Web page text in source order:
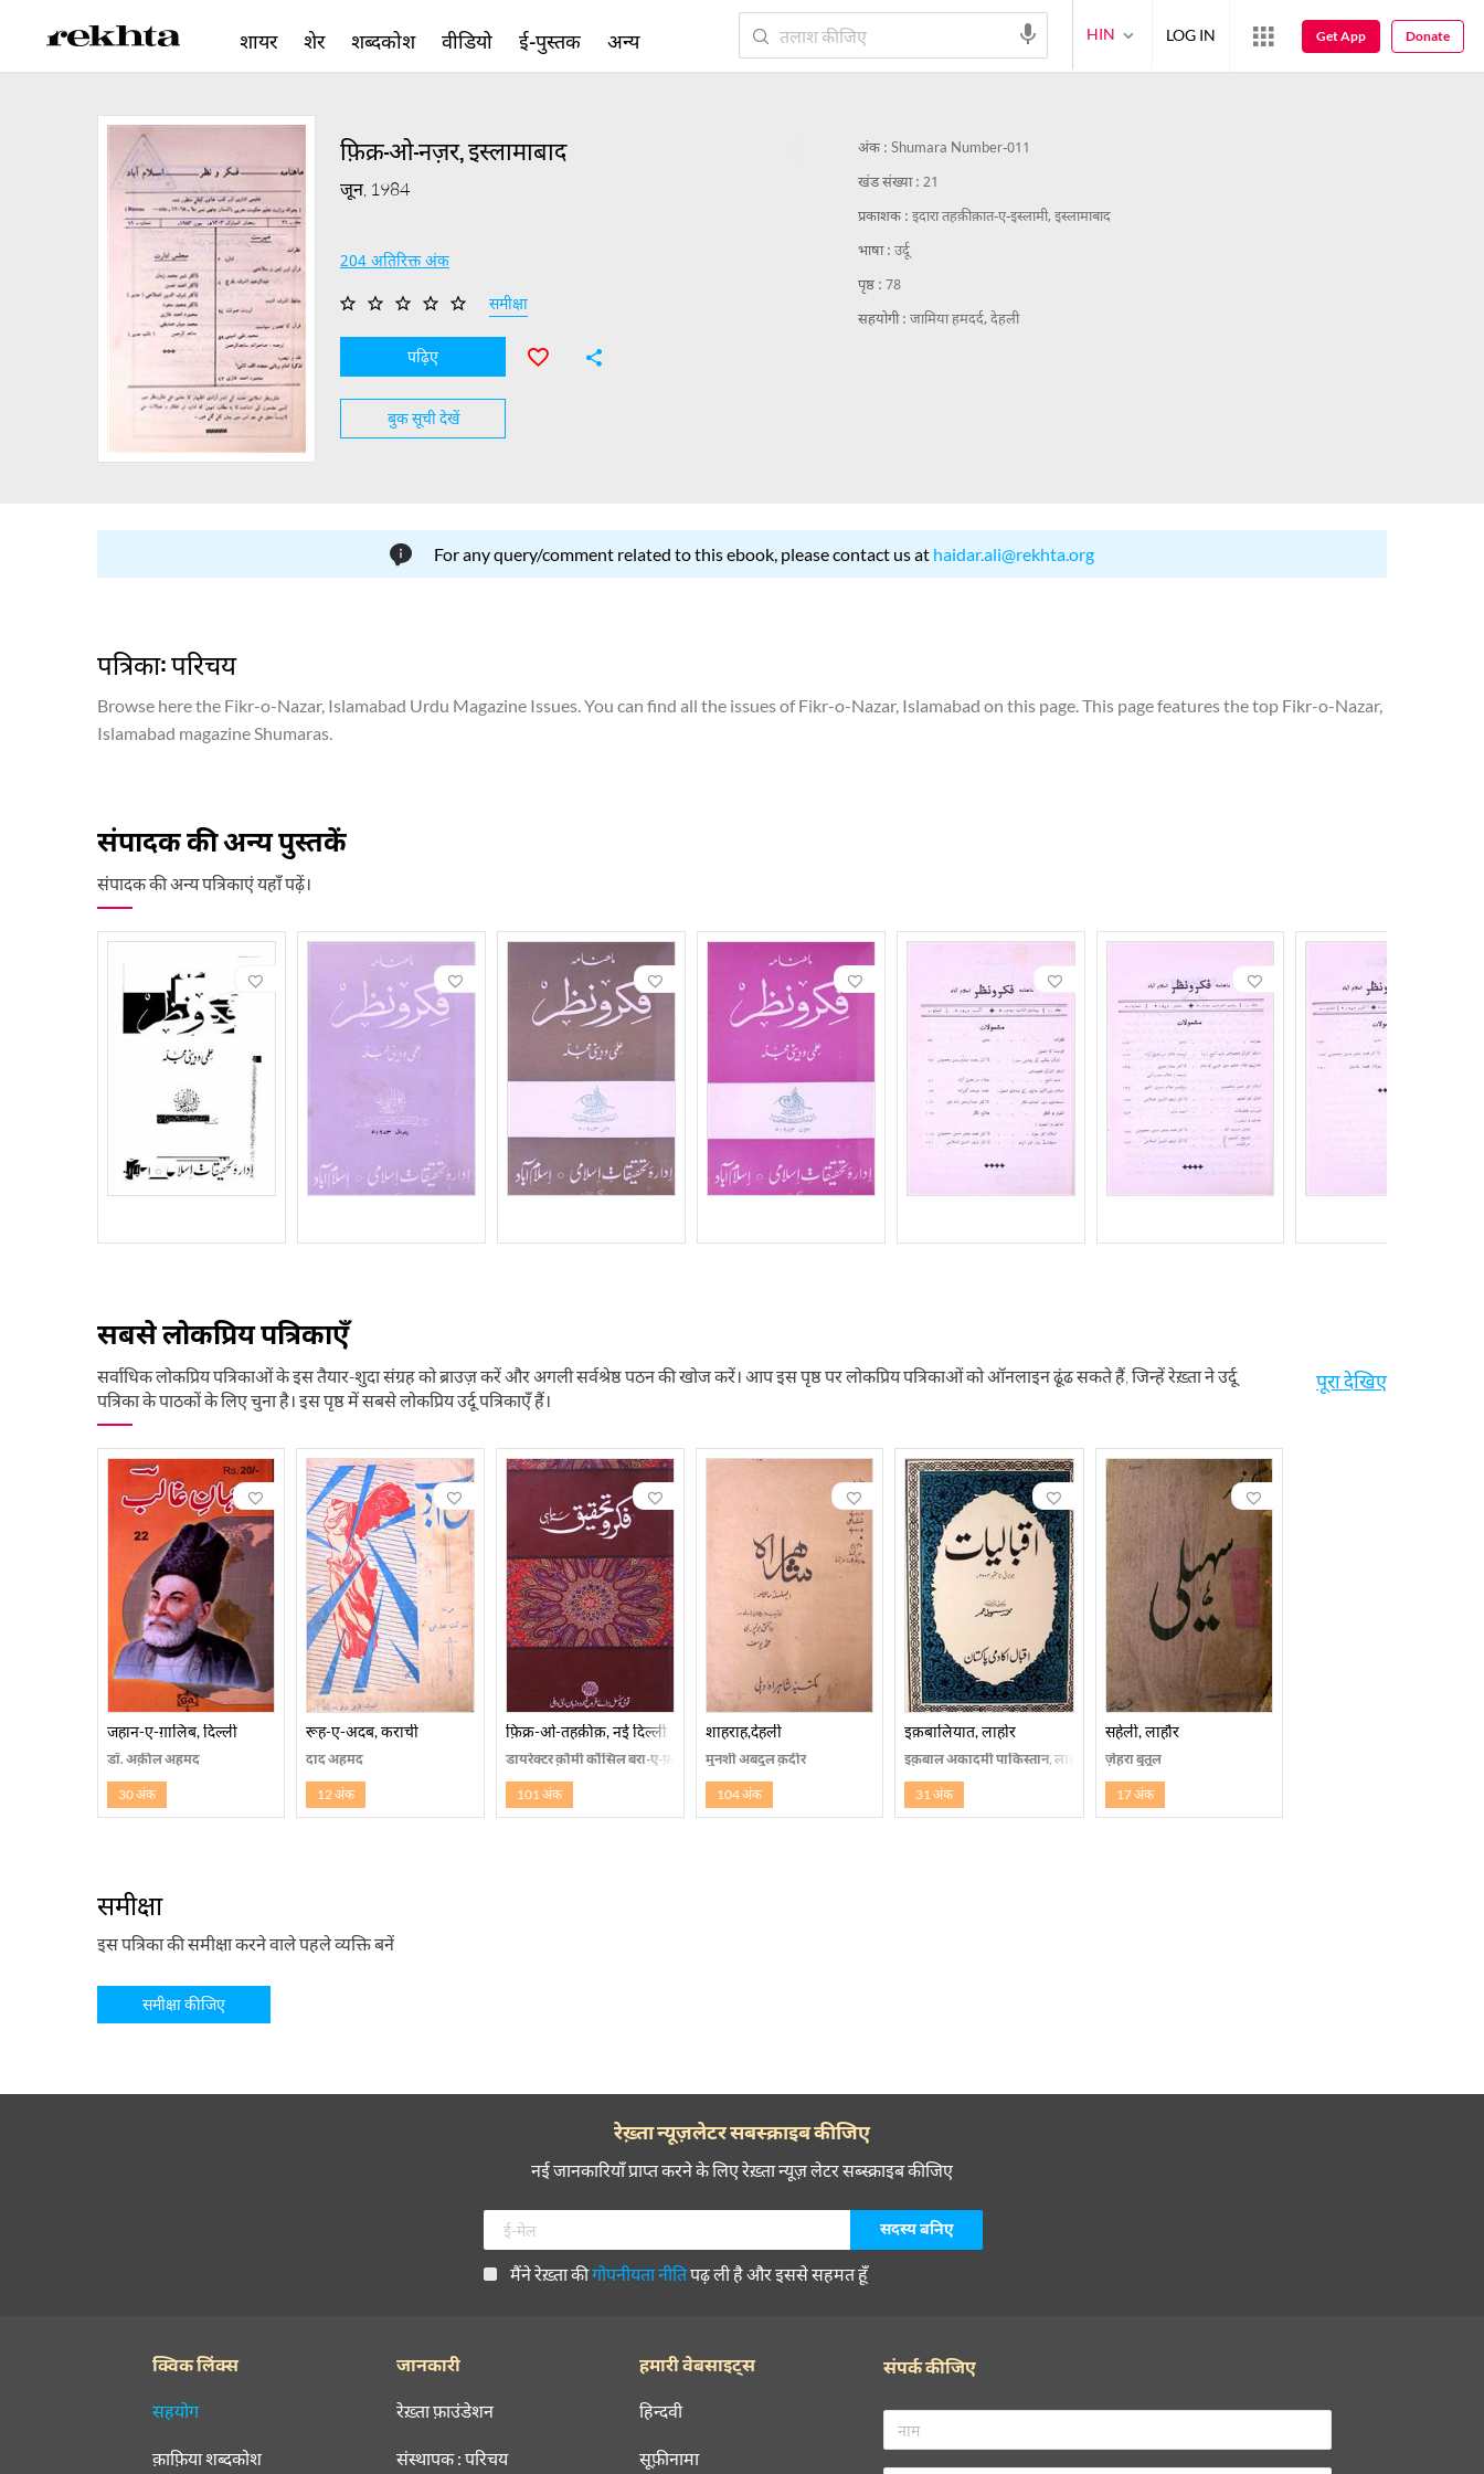
फ़िक्र-ओ-नज़र, इस्लामाबाद
जून, 1984
204 अतिरिक्त अंक
समीक्षा
पढ़िए
बुक सूची देखें
अंक : Shumara Number-011
खंड संख्या : 21
प्रकाशक : इदारा तहक़ीक़ात-ए-इस्लामी, इस्लामाबाद
भाषा : उर्दू
पृष्ठ : 78
सहयोगी : जामिया हमदर्द, देहली
For any query/comment related to this ebook, please contact us at haidar.ali@rekhta.org
पत्रिका: परिचय
Browse here the Fikr-o-Nazar, Islamabad Urdu Magazine Issues. You can find all the issues of Fikr-o-Nazar, Islamabad on this page. This page features the top Fikr-o-Nazar,
Islamabad magazine Shumaras.
संपादक की अन्य पुस्तकें
संपादक की अन्य पत्रिकाएं यहाँ पढ़ें।
सबसे लोकप्रिय पत्रिकाएँ
सर्वाधिक लोकप्रिय पत्रिकाओं के इस तैयार-शुदा संग्रह को ब्राउज़ करें और अगली सर्वश्रेष्ठ पठन की खोज करें। आप इस पृष्ठ पर लोकप्रिय पत्रिकाओं को ऑनलाइन ढूंढ सकते हैं, जिन्हें रेख़्ता ने उर्दू
पत्रिका के पाठकों के लिए चुना है। इस पृष्ठ में सबसे लोकप्रिय उर्दू पत्रिकाएँ हैं।
पूरा देखिए
जहान-ए-ग़ालिब, दिल्ली
डॉ. अक़ील अहमद
30 अंक
रूह-ए-अदब, कराची
दाद अहमद
12 अंक
फ़िक्र-ओ-तहक़ीक़, नई दिल्ली
डायरेक्टर क़ौमी कौंसिल बरा-ए-फ़रोग़-ए-उर्दू ज़बान, नई दिल्ली
101 अंक
शाहराह,देहली
मुनशी अबदुल क़दीर
104 अंक
इक़बालियात, लाहोर
इक़बाल अकादमी पाकिस्तान, लाहौर
31 अंक
सहेली, लाहौर
ज़ेहरा बुतूल
17 अंक
समीक्षा
इस पत्रिका की समीक्षा करने वाले पहले व्यक्ति बनें
समीक्षा कीजिए
शायर शेर शब्दकोश वीडियो ई-पुस्तक अन्य HIN LOG IN Get App Donate
रेख़्ता न्यूज़लेटर सबस्क्राइब कीजिए
नई जानकारियाँ प्राप्त करने के लिए रेख़्ता न्यूज़ लेटर सब्स्क्राइब कीजिए
मैंने रेख़्ता कीगोपनीयता नीतिपढ़ ली है और इससे सहमत हूँ
क्विक लिंक्स
सहयोग
क़ाफ़िया शब्दकोश
जानकारी
रेख़्ता फ़ाउंडेशन
संस्थापक : परिचय
हमारी वेबसाइट्स
हिन्दवी
सूफ़ीनामा
संपर्क कीजिए